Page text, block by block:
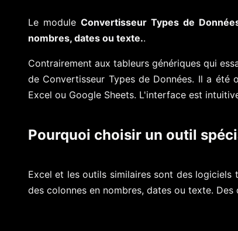
Le moduleConvertisseur Types de
nombres, dates ou texte..
Contrairement aux tableurs génériques qui
de Convertisseur Types de Données. Il a
Excel ou Google Sheets. L'interface est
Pourquoi choisir un outil
Excel et les outils similaires sont des
des colonnes en nombres, dates ou texte.